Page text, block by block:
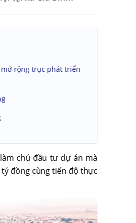
mở rộng trục phát triển
chủ đầu tư dự án mà
đồng cùng tiến độ thực